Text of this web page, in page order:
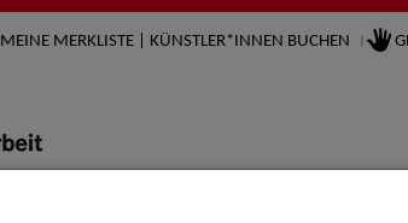
MEINE MERKLISTE | KÜNSTLER*INNEN BUCHEN